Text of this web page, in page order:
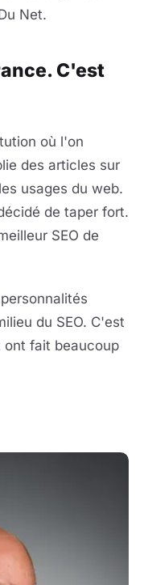
Net.
C'est
où l'on
des articles sur
usages du web.
de taper fort.
SEO de
du SEO. C'est
ont fait beaucoup